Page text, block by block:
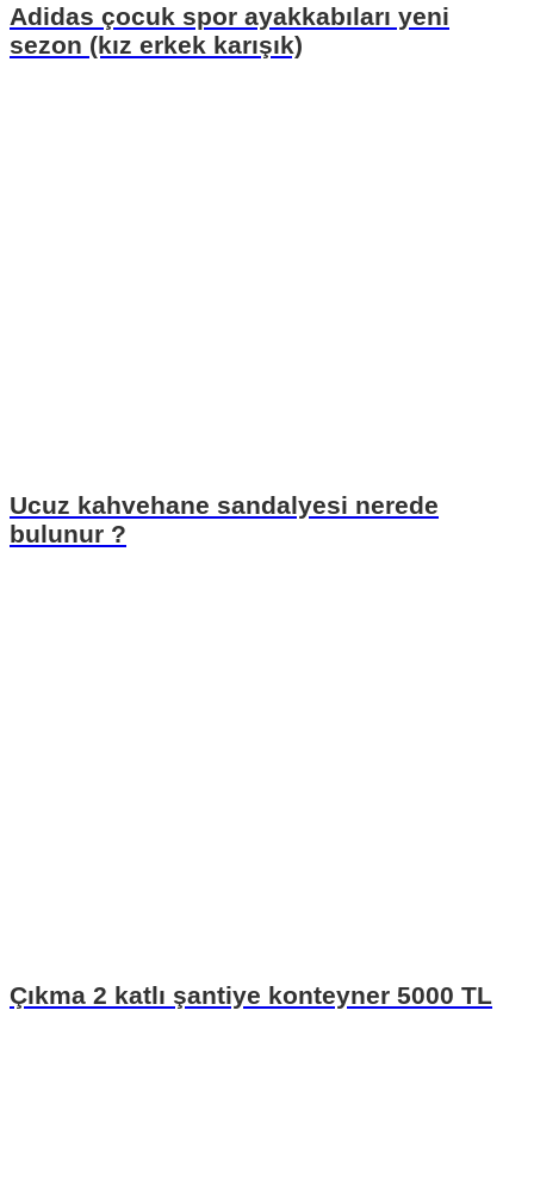
Adidas çocuk spor ayakkabıları yeni
sezon (kız erkek karışık)
Ucuz kahvehane sandalyesi nerede
bulunur ?
Çıkma 2 katlı şantiye konteyner 5000 TL